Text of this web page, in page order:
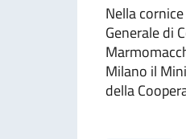
Nella
Generale di
Milano il
della